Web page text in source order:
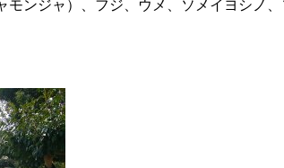
ンジャ）、フジ、ウメ、ソメイヨシノ